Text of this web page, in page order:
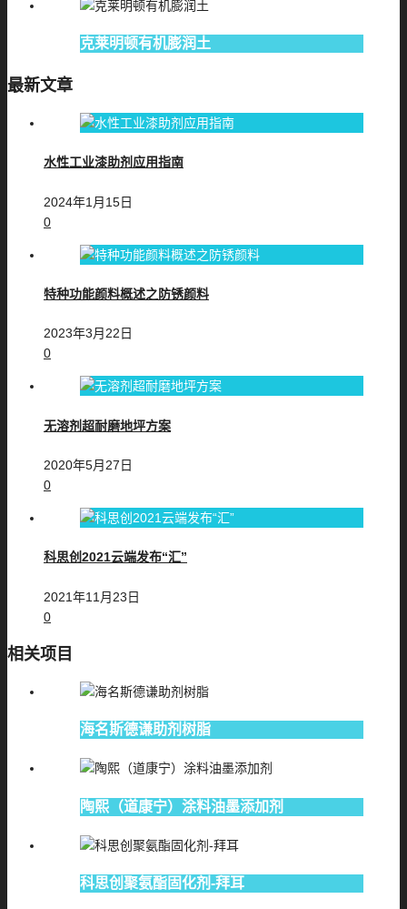
克莱明顿有机膨润土
最新文章
水性工业漆助剂应用指南
2024年1月15日
0
特种功能颜料概述之防锈颜料
2023年3月22日
0
无溶剂超耐磨地坪方案
2020年5月27日
0
科思创2021云端发布“汇”
2021年11月23日
0
相关项目
海名斯德谦助剂树脂
陶熙（道康宁）涂料油墨添加剂
科思创聚氨酯固化剂-拜耳